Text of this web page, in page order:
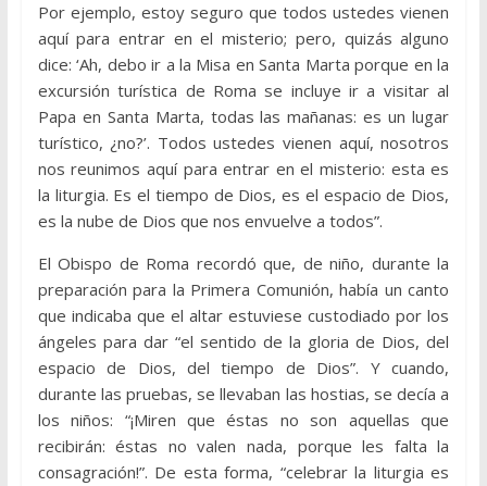
Por ejemplo, estoy seguro que todos ustedes vienen
aquí para entrar en el misterio; pero, quizás alguno
dice: ‘Ah, debo ir a la Misa en Santa Marta porque en la
excursión turística de Roma se incluye ir a visitar al
Papa en Santa Marta, todas las mañanas: es un lugar
turístico, ¿no?’. Todos ustedes vienen aquí, nosotros
nos reunimos aquí para entrar en el misterio: esta es
la liturgia. Es el tiempo de Dios, es el espacio de Dios,
es la nube de Dios que nos envuelve a todos”.
El Obispo de Roma recordó que, de niño, durante la
preparación para la Primera Comunión, había un canto
que indicaba que el altar estuviese custodiado por los
ángeles para dar “el sentido de la gloria de Dios, del
espacio de Dios, del tiempo de Dios”. Y cuando,
durante las pruebas, se llevaban las hostias, se decía a
los niños: “¡Miren que éstas no son aquellas que
recibirán: éstas no valen nada, porque les falta la
consagración!”. De esta forma, “celebrar la liturgia es